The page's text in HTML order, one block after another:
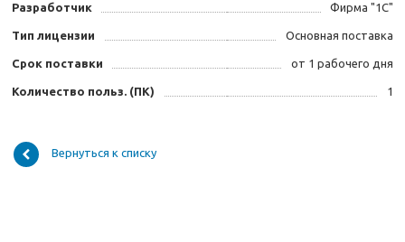
Разработчик Фирма "1С"
Тип лицензии Основная поставка
Срок поставки от 1 рабочего дня
Количество польз. (ПК) 1
Вернуться к списку